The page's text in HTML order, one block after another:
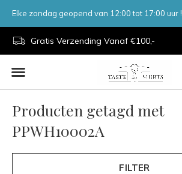
Gratis Verzending Vanaf €100,-
Elke zondag geopend van 12:00 tot 17:00 uur !
Producten getagd met
PPWH10002A
FILTER